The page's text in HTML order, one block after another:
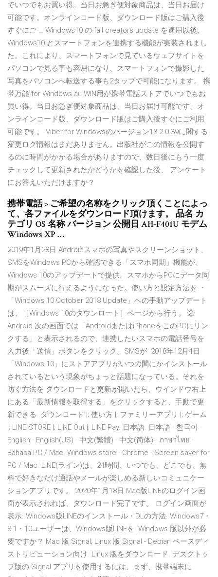
でいつでもお買い得。当日お急ぎ便対象商品は、当日お届け
可能です。オンラインコード版、ダウンロード版はご購入後
すぐにご … Windows10 の fall creators update を適用以後、
Windows10 とスマートフォンを連携する機能が実装されまし
た。これにより、スマートフォンで見ているウェブサイトを
パソコンで見る事も容易になり、スマートフォンで撮影した
写真をパソコンへ転送する事も2タップで可能になります。 携
帯万能 for Windows au WIN用が携帯電話ストアでいつでもお
買い得。当日お急ぎ便対象商品は、当日お届け可能です。オ
ンラインコード版、ダウンロード版はご購入後すぐにご利用
可能です。 Viber for Windowsのバージョン13.2.0.39に関する
変更ログ情報はまだありません。出版社がこの情報を公開す
るのに時間がかかる場合がありますので、数日後にもう一度
チェックして更新されたかどうかを確認した後、 アンケート
にお答えいただけますか？
携帯電話 > ご希望の名称をクリック頂くことによっ
て、各ファイルをダウンロード頂けます。 品名 カ
テゴリ OS 名称 バージョン 公開日 AH-F401U モデム
Windows XP …
2019年1月28日 Androidスマホの写真やスクリーンショット、
SMSをWindows PCから確認できる「スマホ同期」機能が、
Windows 10のアップデートで提供。スマホからPCにデータ同
期がスムーズに行えるようになった。使い方と設定方法を ・
「Windows 10 October 2018 Update」への手動アップデート
は、［Windows 10のダウンロード］ページから行う。 ②
Android 次の画面では「AndroidまたはiPhoneをこのPCにリン
クする」と表示されるので、連携したいスマホの電話番号を
入力後「送信」ボタンをクリック。SMSが 2018年12月4日
「Windows 10」にストアアプリがいつの間にかインストール
されているという現象がちょっと話題になっている。それを
防ぐ方法を ダウンロードと更新が開いたら、ウインドウ右上
にある「最新情報を取得する」をクリックすると、手動で更
新できる ダウンロード |; 使い方 |; ファミリーアプリ |; ゲーム
|; LINE STORE |; LINE Out |; LINE Pay. 日本語. 日本語 · 한국어 ·
English · English(US) · 中文(繁體) · 中文(简体) · ภาษาไทย ·
Bahasa PC / Mac. Windows store · Chrome · Screen saver for
PC / Mac LINE(ライン)は、24時間、いつでも、どこでも、無
料で好きなだけ通話やメールが楽しめる新しいコミュニケー
ションアプリです。 2020年1月18日 Mac版LINEのログイン画
面が表示されれば、ダウンロード完了です。 ログイン画面が
表示. Windows版LINEのインストール・DLの方法. Windows7・
8.1・10ユーザーは、Windows版LINEを Windows 版以外が必
要ですか？ Mac 版 Signal; Linux 版 Signal - Debian ベースディ
ストリビューション向け. Linux 版をダウンロード. デスクトッ
プ版の Signal アプリを使用するには、まず、携帯端末に